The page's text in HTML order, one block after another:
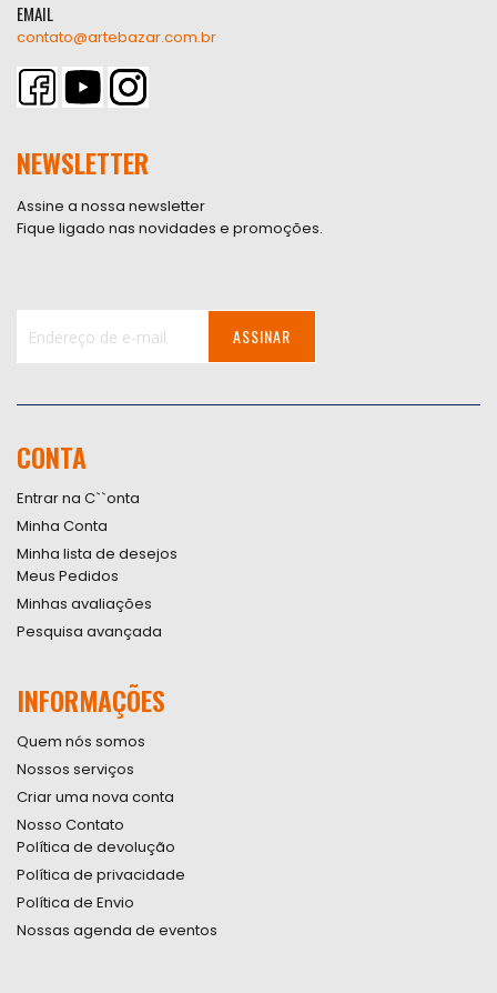
EMAIL
contato@artebazar.com.br
NEWSLETTER
Assine a nossa newsletter
Fique ligado nas novidades e promoções.
Newsletter:
ASSINAR
CONTA
Entrar na C``onta
Minha Conta
Minha lista de desejos
Meus Pedidos
Minhas avaliações
Pesquisa avançada
INFORMAÇÕES
Quem nós somos
Nossos serviços
Criar uma nova conta
Nosso Contato
Política de devolução
Política de privacidade
Política de Envio
Nossas agenda de eventos